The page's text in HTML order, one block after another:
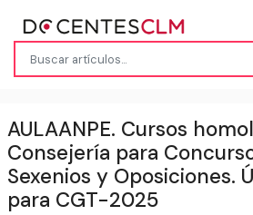
AULAANPE. Cursos
Consejería para
Sexenios y Oposiciones.
para CGT-2025